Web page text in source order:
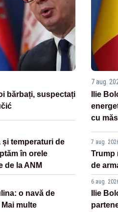
bărbați, suspectați
și temperaturi de
în orele
de la ANM
o navă de
multe
7 aug.
Ilie
cu
7 aug.
Trump
de
6 aug.
Ilie